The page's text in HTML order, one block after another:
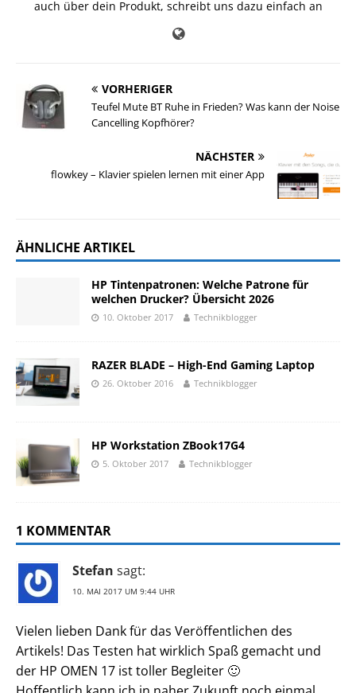
auch über dein Produkt, schreibt uns dazu einfach an
VORHERIGER
Teufel Mute BT Ruhe in Frieden? Was kann der Noise
Cancelling Kopfhörer?
NÄCHSTER
flowkey – Klavier spielen lernen mit einer App
ÄHNLICHE ARTIKEL
HP Tintenpatronen: Welche Patrone für
welchen Drucker? Übersicht 2026
10. Oktober 2017 Technikblogger
RAZER BLADE – High-End Gaming Laptop
26. Oktober 2016 Technikblogger
HP Workstation ZBook17G4
5. Oktober 2017 Technikblogger
1 KOMMENTAR
Stefan sagt:
10. MAI 2017 UM 9:44 UHR
Vielen lieben Dank für das Veröffentlichen des
Artikels! Das Testen hat wirklich Spaß gemacht und
der HP OMEN 17 ist toller Begleiter 🙂